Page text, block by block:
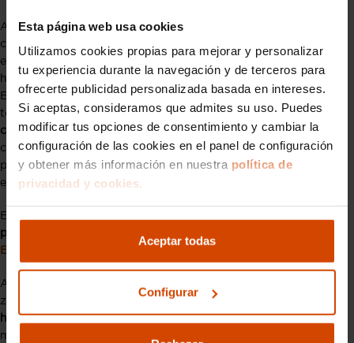
Esta página web usa cookies
Utilizamos cookies propias para mejorar y personalizar
tu experiencia durante la navegación y de terceros para
ofrecerte publicidad personalizada basada en intereses.
Si aceptas, consideramos que admites su uso. Puedes
modificar tus opciones de consentimiento y cambiar la
configuración de las cookies en el panel de configuración
y obtener más información en nuestra política de
privacidad y cookies.
Aceptar todas
Configurar
A pesar de las normativas restrictivas, los propietarios de
coches históricos pueden solicitar una etiqueta ambiental
especial, permitiendo que los vehículos catalogados como
históricos
circulen en ciertas Zonas de Bajas Emisiones (ZBE)
Esta etiqueta, emitida por la DGT, no está disponible para
todos los coches clásicos, sinosolo para aquellos que cumplan
con los requisitos específicos de antigüedad, originalidad y
conservación. Así, se garantiza que solo los coches con valor
patrimonial y uso ocasional puedan beneficiarse de esta
exención.
En España, los
panorama con la implementación de las
Emisiones
en ciudades de más de 50.000 habitantes.
A pesar de las restricciones generales de circulación en estas
zonas, los
ayuntamientos permitirán la circulación de coches
históricos, definidos con las características que hemos
mencionado a lo largo del artículo.